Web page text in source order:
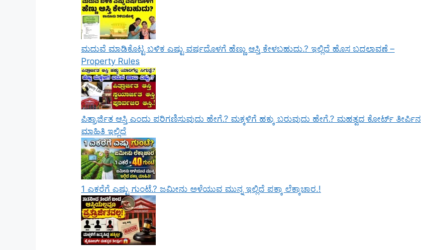
ಮದುವೆ ಮಾಡಿಕೊಟ್ಟ ಬಳಿಕ ಎಷ್ಟು ವರ್ಷದೊಳಗೆ ಹೆಣ್ಣು ಆಸ್ತಿ ಕೇಳಬಹುದು.? ಇಲ್ಲಿದೆ ಹೊಸ ಬದಲಾವಣೆ –
Property Rules
ಪಿತ್ರಾರ್ಜಿತ ಆಸ್ತಿ ಎಂದು ಪರಿಗಣಿಸುವುದು ಹೇಗೆ.? ಮಕ್ಕಳಿಗೆ ಹಕ್ಕು ಬರುವುದು ಹೇಗೆ.? ಮಹತ್ವದ ಕೋರ್ಟ್ ತೀರ್ಪಿನ
ಮಾಹಿತಿ ಇಲ್ಲಿದೆ
1 ಎಕರೆಗೆ ಎಷ್ಟು ಗುಂಟೆ.? ಜಮೀನು ಅಳೆಯುವ ಮುನ್ನ ಇಲ್ಲಿದೆ ಪಕ್ಕಾ ಲೆಕ್ಕಾಚಾರ.!